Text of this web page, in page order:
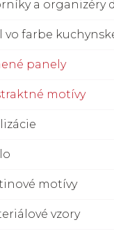
a organizéry
vo farbe
panely
motívy
motívy
vzory